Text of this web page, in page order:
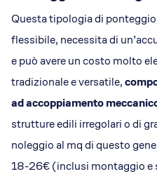
Questa tipologia di
flessibile, necessita di
e può avere un costo molto
tradizionale e versatile,
ad accoppiamento
strutture edili irregolari o di
noleggio al mq di questo
18-26€ (inclusi montaggio e